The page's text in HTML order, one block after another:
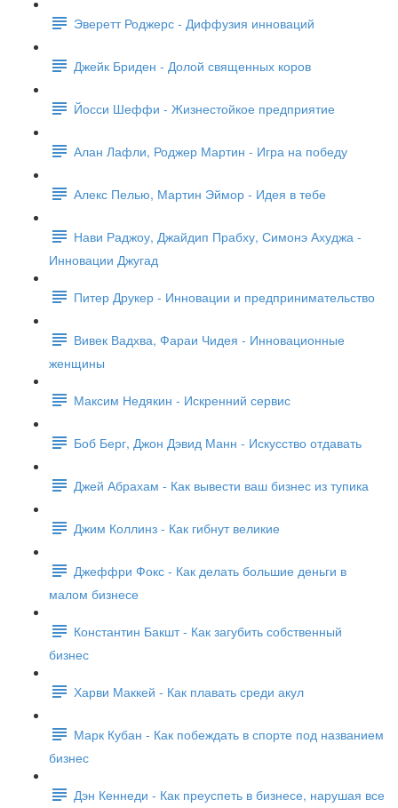
Эверетт Роджерс - Диффузия инноваций
Джейк Бриден - Долой священных коров
Йосси Шеффи - Жизнестойкое предприятие
Алан Лафли, Роджер Мартин - Игра на победу
Алекс Пелью, Мартин Эймор - Идея в тебе
Нави Раджоу, Джайдип Прабху, Симонэ Ахуджа -
Инновации Джугад
Питер Друкер - Инновации и предпринимательство
Вивек Вадхва, Фараи Чидея - Инновационные
женщины
Максим Недякин - Искренний сервис
Боб Берг, Джон Дэвид Манн - Искусство отдавать
Джей Абрахам - Как вывести ваш бизнес из тупика
Джим Коллинз - Как гибнут великие
Джеффри Фокс - Как делать большие деньги в
малом бизнесе
Константин Бакшт - Как загубить собственный
бизнес
Харви Маккей - Как плавать среди акул
Марк Кубан - Как побеждать в спорте под названием
бизнес
Дэн Кеннеди - Как преуспеть в бизнесе, нарушая все